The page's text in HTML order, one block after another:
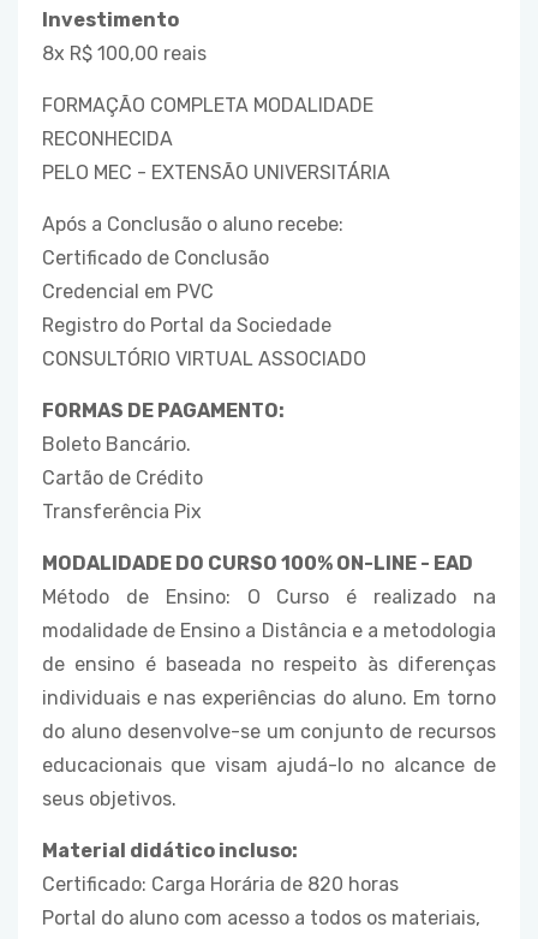
Investimento
8x R$ 100,00 reais
FORMAÇÃO COMPLETA MODALIDADE
RECONHECIDA
PELO MEC - EXTENSÃO UNIVERSITÁRIA
Após a Conclusão o aluno recebe:
Certificado de Conclusão
Credencial em PVC
Registro do Portal da Sociedade
CONSULTÓRIO VIRTUAL ASSOCIADO
FORMAS DE PAGAMENTO:
Boleto Bancário.
Cartão de Crédito
Transferência Pix
MODALIDADE DO CURSO 100% ON-LINE - EAD
Método de Ensino: O Curso é realizado na
modalidade de Ensino a Distância e a metodologia
de ensino é baseada no respeito às diferenças
individuais e nas experiências do aluno. Em torno
do aluno desenvolve-se um conjunto de recursos
educacionais que visam ajudá-lo no alcance de
seus objetivos.
Material didático incluso:
Certificado: Carga Horária de 820 horas
Portal do aluno com acesso a todos os materiais,